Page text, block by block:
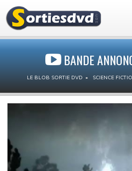
BANDE
LE BLOB SORTIE DVD SCIENCE